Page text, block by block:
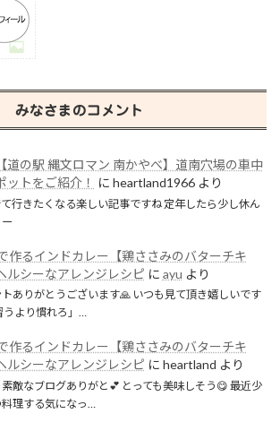
みなさまのコメント
道の駅 縄文ロマン 南かやべ】道南穴場の車中
ットをご紹介！
に heartland1966より
行きたくなる楽しい記事ですね 定年したら少し休ん
作るインドカレー【鶏ささみのバターチキ
ルシーなアレンジレシピ に ayu より
トありがとうございます🙏 いつも見て頂き嬉しいです
うより慣れろ」…
作るインドカレー【鶏ささみのバターチキ
ルシーなアレンジレシピ に heartland より
素敵なブログありがと💕 とっても美味しそう😋 最近少
理する気になっ…